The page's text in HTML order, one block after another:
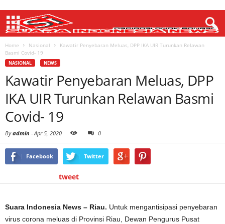
Home Nasional
Kawatir Penyebaran Meluas, DPP IKA UIR Turunkan Relawan
Basmi Covid- 19
NASIONAL NEWS
Kawatir Penyebaran Meluas, DPP
IKA UIR Turunkan Relawan Basmi
Covid- 19
Byadmin - Apr 5, 2020 0
Facebook Twitter
tweet
Suara Indonesia News – Riau. Untuk mengantisipasi penyebaran
virus corona meluas di Provinsi Riau, Dewan Pengurus Pusat